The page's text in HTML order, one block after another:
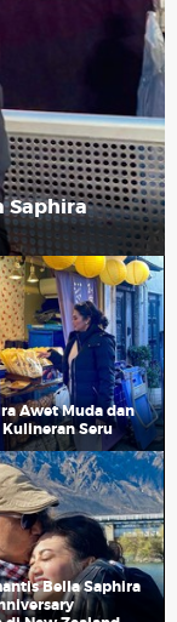
Saphira
Awet Muda dan
Kulineran Seru
Bella Saphira